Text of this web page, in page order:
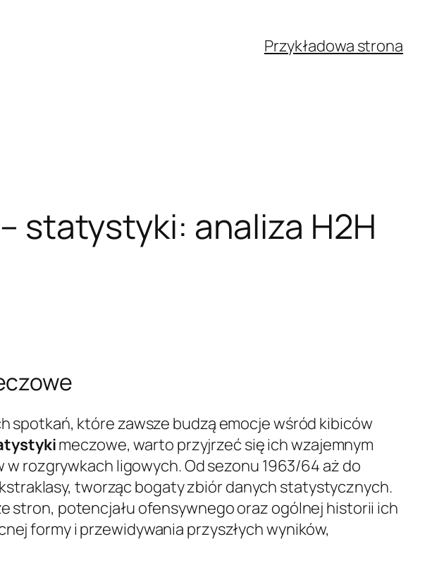
Przykładowa strona
statystyki: analiza H2H
spotkań, które zawsze budzą emocje wśród kibiców
meczowe, warto przyjrzeć się ich wzajemnym
rozgrywkach ligowych. Od sezonu 1963/64 aż do
tworząc bogaty zbiór danych statystycznych.
stron, potencjału ofensywnego oraz ogólnej historii ich
formy i przewidywania przyszłych wyników,